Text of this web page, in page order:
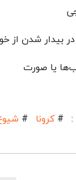
بیدار شدن از
یا صورت
# کرونا #